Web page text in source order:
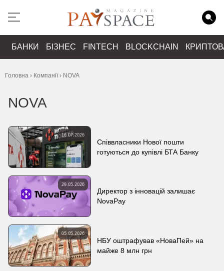
БАНКИ БІЗНЕС FINTECH BLOCKCHAIN
Головна › Компанії› NOVA
NOVA
16.07.2026
Співвласники Нової пошти
готуються до купівлі БТА Банку
29.05.2026
Директор з інновацій залишає
NovaPay
05.05.2026
НБУ оштрафував «НоваПей» на
майже 8 млн грн